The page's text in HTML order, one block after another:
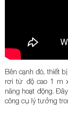
Bên cạnh đó, thiết
rơi từ độ cao 1 m
năng hoạt động.
công cụ lý tưởng